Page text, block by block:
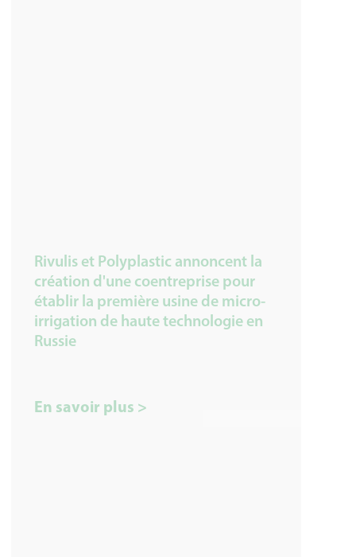
Rivulis et Polyplastic annoncent la
création d'une coentreprise pour
établir la première usine de micro-
irrigation de haute technologie en
Russie
En savoir plus >